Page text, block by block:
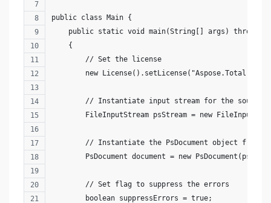
public class Main {
public static void main(String[] args) throws
    {
        // Set the license
new
// Instantiate input stream for the source
FileInputStream psStream = new
// Instantiate the PsDocument object from
PsDocument document = new
        // Set flag to suppress the errors
        boolean suppressErrors = true;